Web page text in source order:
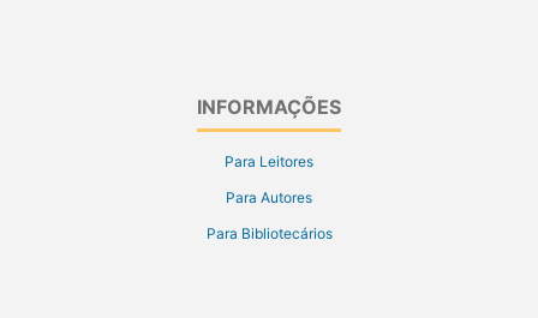
INFORMAÇÕES
Para Leitores
Para Autores
Para Bibliotecários